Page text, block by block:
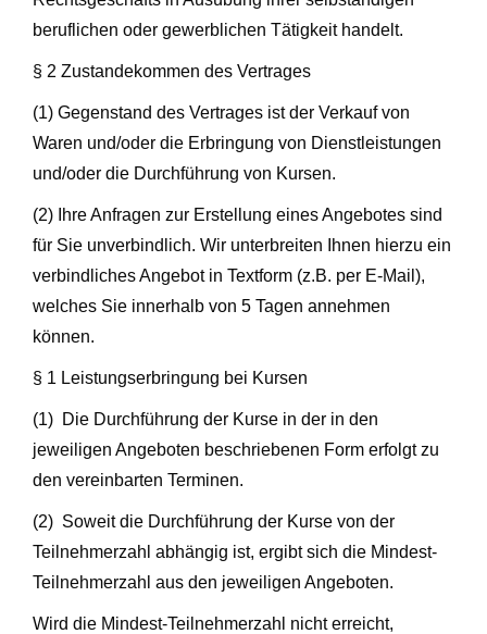
beruflichen oder gewerblichen Tätigkeit handelt.
§ 2 Zustandekommen des Vertrages
(1) Gegenstand des Vertrages ist der Verkauf von
Waren und/oder die Erbringung von Dienstleistungen
und/oder die Durchführung von Kursen.
(2) Ihre Anfragen zur Erstellung eines Angebotes sind
für Sie unverbindlich. Wir unterbreiten Ihnen hierzu ein
verbindliches Angebot in Textform (z.B. per E-Mail),
welches Sie innerhalb von 5 Tagen annehmen
können.
§ 1 Leistungserbringung bei Kursen
(1) Die Durchführung der Kurse in der in den
jeweiligen Angeboten beschriebenen Form erfolgt zu
den vereinbarten Terminen.
(2) Soweit die Durchführung der Kurse von der
Teilnehmerzahl abhängig ist, ergibt sich die Mindest-
Teilnehmerzahl aus den jeweiligen Angeboten.
Wird die Mindest-Teilnehmerzahl nicht erreicht,